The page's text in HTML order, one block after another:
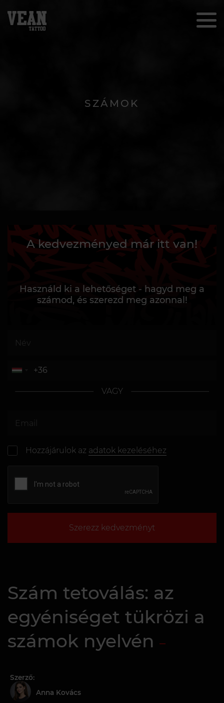
SZÁMOK
A kedvezményed már itt van!
Használd ki a lehetőséget - hagyd meg a
számod, és szerezd meg azonnal!
VAGY
Hozzájárulok az adatok kezeléséhez
Szerezz kedvezményt
Szám tetoválás: az
egyéniséget tükrözi a
számok nyelvén
Szerző:
Anna Kovács